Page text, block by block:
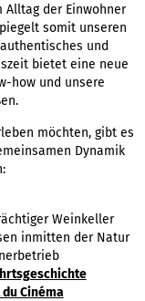
der Einwohner
somit unseren
und
bietet eine neue
how und unsere
möchten, gibt es
Dynamik
Weinkeller
inmitten der Natur
Cinéma